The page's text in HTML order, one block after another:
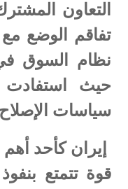
التعاون
تفاقم الوضع مع
نظام السوق في
حيث
سياسات الإصلاح
إيران كأحد أهم
قوة تتمتع